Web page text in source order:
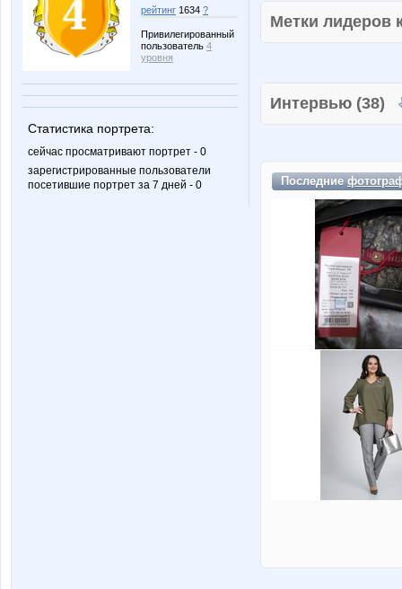
рейтинг 1634 ?
Привилегированный
пользователь 4
уровня
Статистика портрета:
сейчас просматривают портрет - 0
зарегистрированные пользователи
посетившие портрет за 7 дней - 0
Метки
Интервью (38)
Последние